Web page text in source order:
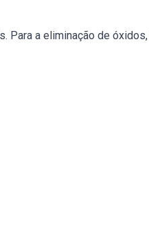
a eliminação de